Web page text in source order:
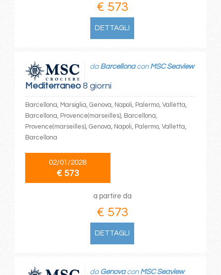
€ 573
DETTAGLI
Mediterraneo8 giorni
da Barcellonacon MSC Seaview
Barcellona, Marsiglia, Genova, Napoli, Palermo, Valletta,
Barcellona, Provence(marseilles), Barcellona,
Provence(marseilles), Genova, Napoli, Palermo, Valletta,
Barcellona
02/01/2028
€ 573
a partire da
€ 573
DETTAGLI
da Genovacon MSC Seaview